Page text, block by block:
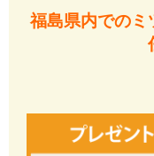
福島県内でのミ